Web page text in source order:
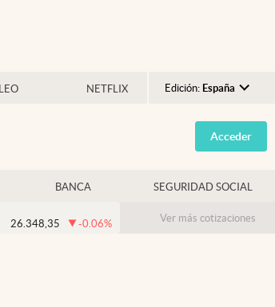
NETFLIX Edición: España
Argentina
España
USA
Colombia
Acceder
BANCA SEGURIDAD SOCIAL
26.348,35 -0.06% Ver más cotizaciones